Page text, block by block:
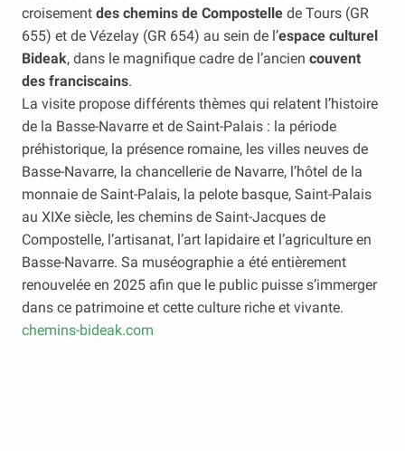
croisement des chemins de Compostelle de Tours (GR
655) et de Vézelay (GR 654) au sein de l’espace culturel
Bideak, dans le magnifique cadre de l’ancien couvent
des franciscains.
La visite propose différents thèmes qui relatent l’histoire
de la Basse-Navarre et de Saint-Palais : la période
préhistorique, la présence romaine, les villes neuves de
Basse-Navarre, la chancellerie de Navarre, l’hôtel de la
monnaie de Saint-Palais, la pelote basque, Saint-Palais
au XIXe siècle, les chemins de Saint-Jacques de
Compostelle, l’artisanat, l’art lapidaire et l’agriculture en
Basse-Navarre. Sa muséographie a été entièrement
renouvelée en 2025 afin que le public puisse s’immerger
dans ce patrimoine et cette culture riche et vivante.
chemins-bideak.com